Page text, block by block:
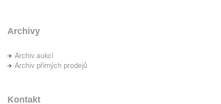
Archivy
Archiv aukcí
Archiv přímých prodejů
Kontakt